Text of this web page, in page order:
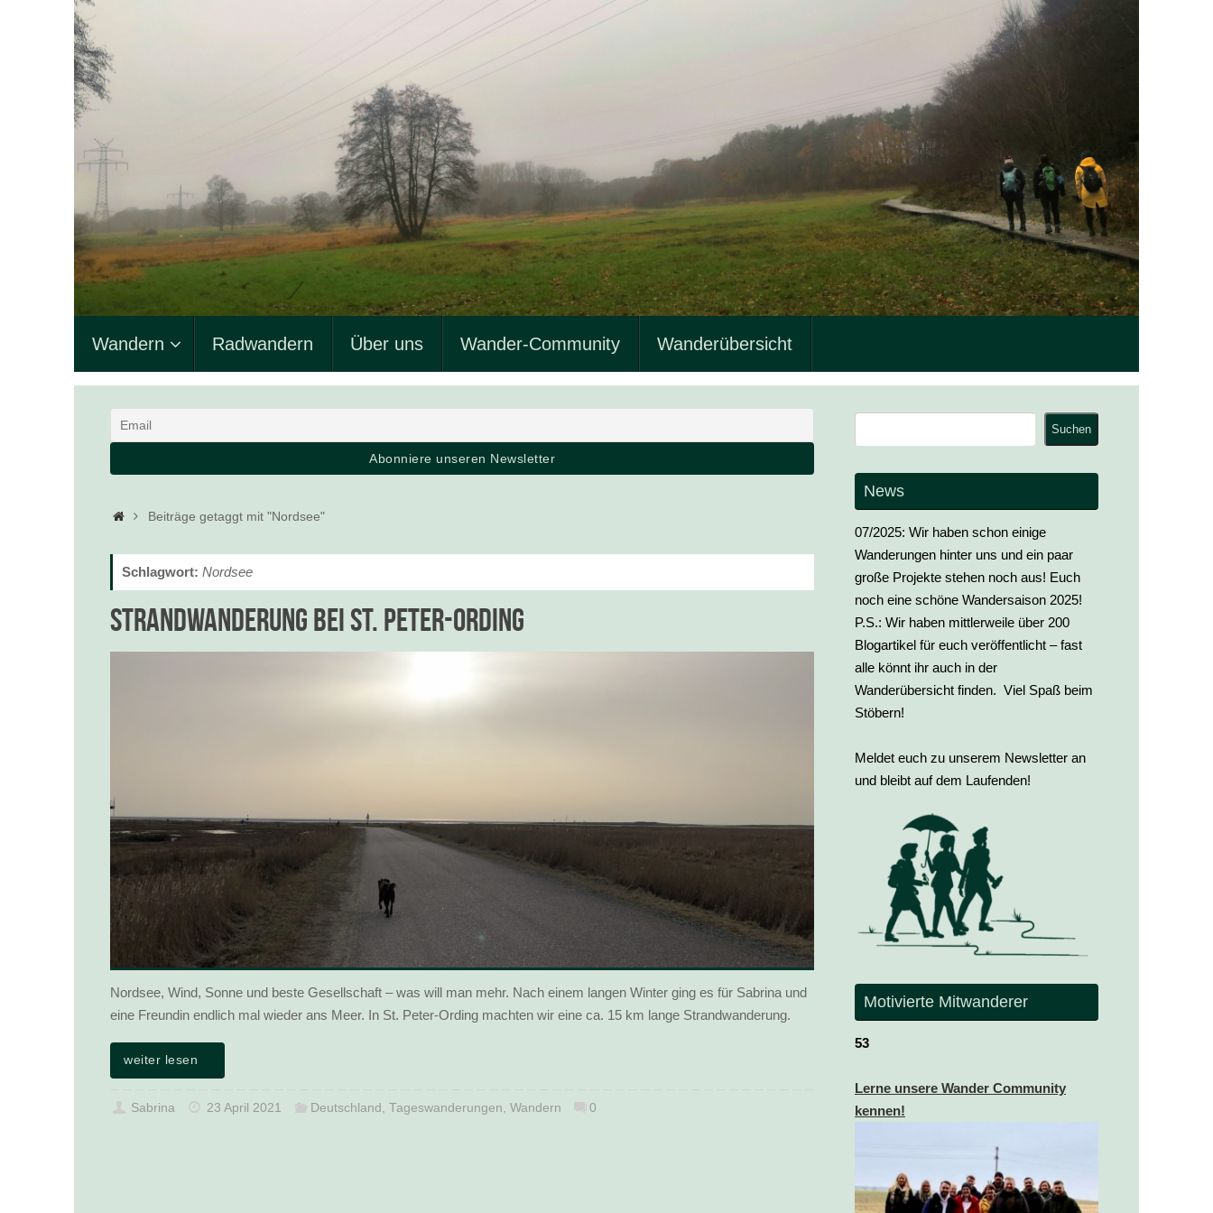
InhaltWandern Radwandern Über uns Wander-Community Wanderübersicht
Startseite
Beiträge getaggt mit "Nordsee"
Schlagwort: Nordsee
Strandwanderung bei St. Peter-Ording
Nordsee, Wind, Sonne und beste Gesellschaft – was will man mehr. Nach einem langen Winter ging es für Sabrina und
eine Freundin endlich mal wieder ans Meer. In St. Peter-Ording machten wir eine ca. 15 km lange Strandwanderung.
weiter lesen
Sabrina 23 April 2021 Deutschland , Tageswanderungen, Wandern 0
Suchen
News
07/2025: Wir haben schon einige
Wanderungen hinter uns und ein paar
große Projekte stehen noch aus! Euch
noch eine schöne Wandersaison 2025!
P.S.: Wir haben mittlerweile über 200
Blogartikel für euch veröffentlicht – fast
alle könnt ihr auch in der
Wanderübersicht finden. Viel Spaß beim
Stöbern!
Meldet euch zu unserem Newsletter an
und bleibt auf dem Laufenden!
Motivierte Mitwanderer
53
Lerne unsere Wander Community
kennen!